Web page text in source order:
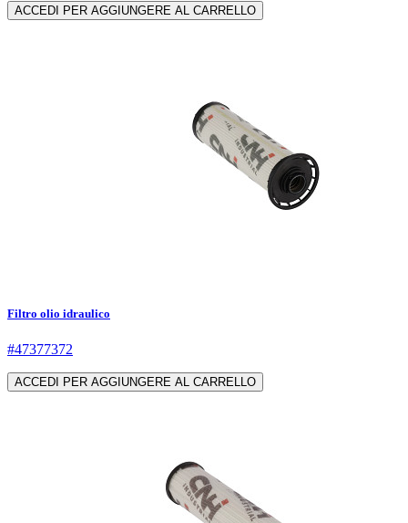
ACCEDI PER AGGIUNGERE AL CARRELLO
Filtro olio idraulico
#47377372
ACCEDI PER AGGIUNGERE AL CARRELLO